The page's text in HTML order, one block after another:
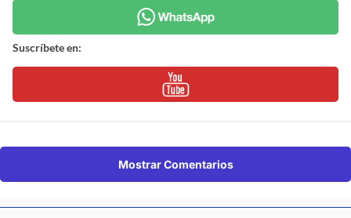
Suscríbete en:
Mostrar Comentarios